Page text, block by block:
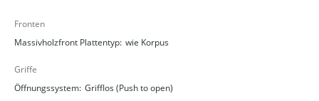
Fronten
Massivholzfront Plattentyp: wie Korpus
Griffe
Öffnungssystem: Grifflos (Push to open)